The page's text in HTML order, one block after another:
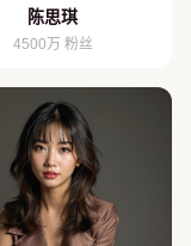
陈思琪
4500万 粉丝